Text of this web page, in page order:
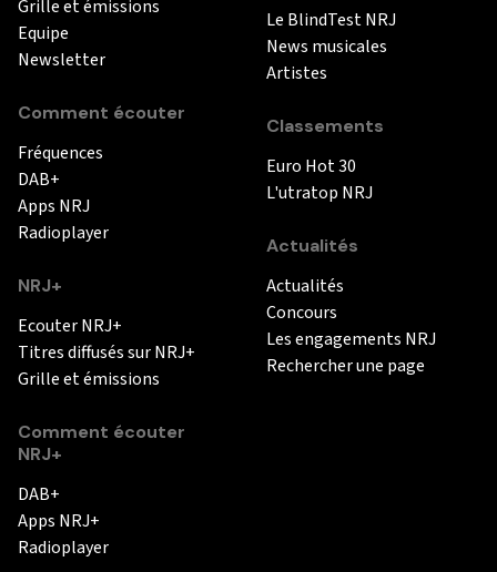
Grille et émissions
Equipe
Newsletter
Comment écouter
Fréquences
DAB+
Apps NRJ
Radioplayer
NRJ+
Ecouter NRJ+
Titres diffusés sur NRJ+
Grille et émissions
Comment écouter
NRJ+
DAB+
Apps NRJ+
Radioplayer
Le BlindTest NRJ
News musicales
Artistes
Classements
Euro Hot 30
L'utratop NRJ
Actualités
Actualités
Concours
Les engagements NRJ
Rechercher une page